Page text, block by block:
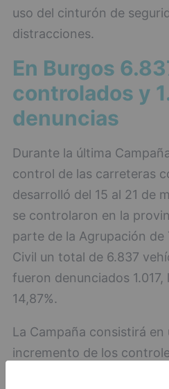
uso del cinturón de
distracciones.
En Burgos
controlados y
denuncias
Durante la última
control de las carreteras
desarrolló del 15 al 21 de
se controlaron en la
parte de la Agrupación de
Civil un total de 6.837
fueron denunciados 1.017,
14,87%.
La Campaña consistirá
incremento de los